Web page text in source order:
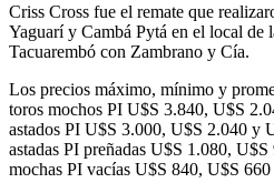
Criss Cross fue el remate que
Yaguarí y Cambá Pytá en el local de
Tacuarembó con Zambrano y Cía.
Los precios máximo, mínimo y
toros mochos PI U$S 3.840, U$S
astados PI U$S 3.000, U$S 2.040 y
astadas PI preñadas U$S 1.080,
mochas PI vacías U$S 840, U$S